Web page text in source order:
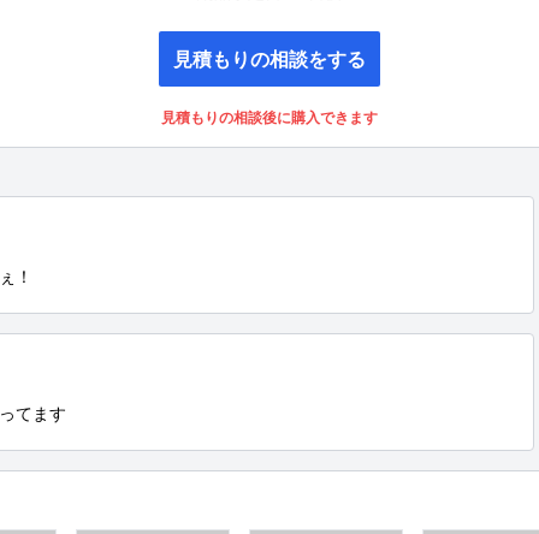
見積もりの相談をする
見積もりの相談後に購入できます
！
てます